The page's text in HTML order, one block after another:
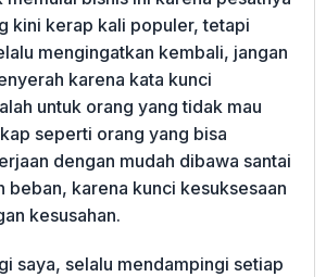
kini kerap kali populer, tetapi
mengingatkan kembali, jangan
karena kata kunci
untuk orang yang tidak mau
seperti orang yang bisa
dengan mudah dibawa santai
beban, karena kunci kesuksesaan
kesusahan.
saya, selalu mendampingi setiap